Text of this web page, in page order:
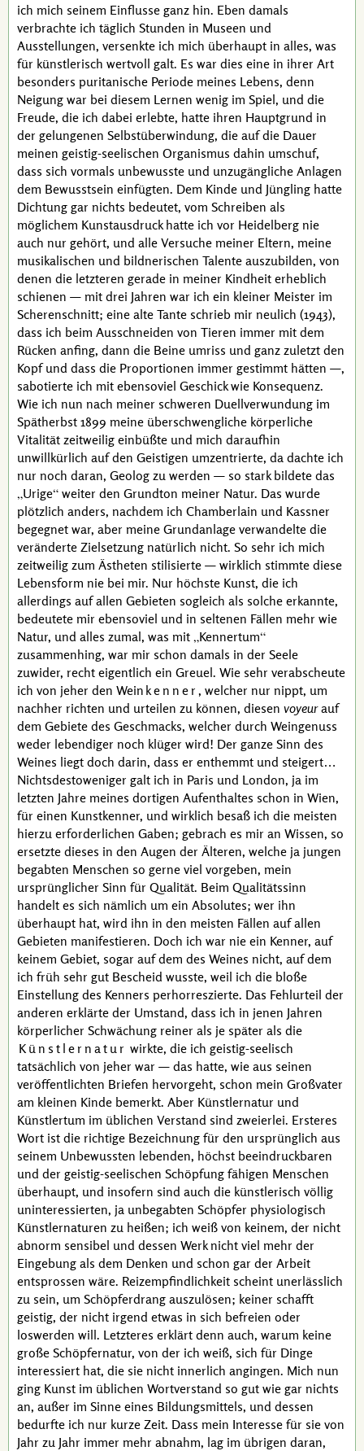
ich mich seinem Einflusse ganz hin. Eben damals
verbrachte ich täglich Stunden in Museen und
Ausstellungen, versenkte ich mich überhaupt in alles, was
für künstlerisch wertvoll galt. Es war dies eine in ihrer Art
besonders puritanische Periode meines Lebens, denn
Neigung war bei diesem Lernen wenig im Spiel, und die
Freude, die ich dabei erlebte, hatte ihren Hauptgrund in
der gelungenen Selbstüberwindung, die auf die Dauer
meinen geistig-seelischen Organismus dahin umschuf,
dass sich vormals unbewusste und unzugängliche Anlagen
dem Bewusstsein einfügten. Dem Kinde und Jüngling hatte
Dichtung gar nichts bedeutet, vom Schreiben als
möglichem Kunstausdruck hatte ich vor Heidelberg nie
auch nur gehört, und alle Versuche meiner Eltern, meine
musikalischen und bildnerischen Talente auszubilden, von
denen die letzteren gerade in meiner Kindheit erheblich
schienen — mit drei Jahren war ich ein kleiner Meister im
Scherenschnitt; eine alte Tante schrieb mir neulich (1943),
dass ich beim Ausschneiden von Tieren immer mit dem
Rücken anfing, dann die Beine umriss und ganz zuletzt den
Kopf und dass die Proportionen immer gestimmt hätten —,
sabotierte ich mit ebensoviel Geschick wie Konsequenz.
Wie ich nun nach meiner schweren Duellverwundung im
Spätherbst 1899 meine überschwengliche körperliche
Vitalität zeitweilig einbüßte und mich daraufhin
unwillkürlich auf den Geistigen umzentrierte, da dachte ich
nur noch daran, Geolog zu werden — so stark bildete das
Urige weiter den Grundton meiner Natur. Das wurde
plötzlich anders, nachdem ich Chamberlain und Kassner
begegnet war, aber meine Grundanlage verwandelte die
veränderte Zielsetzung natürlich nicht. So sehr ich mich
zeitweilig zum Ästheten stilisierte — wirklich stimmte diese
Lebensform nie bei mir. Nur höchste Kunst, die ich
allerdings auf allen Gebieten sogleich als solche erkannte,
bedeutete mir ebensoviel und in seltenen Fällen mehr wie
Natur, und alles zumal, was mit Kennertum
zusammenhing, war mir schon damals in der Seele
zuwider, recht eigentlich ein Greuel. Wie sehr verabscheute
ich von jeher den Wein kenner , welcher nur nippt, um
nachher richten und urteilen zu können, diesen voyeurauf
dem Gebiete des Geschmacks, welcher durch Weingenuss
weder lebendiger noch klüger wird! Der ganze Sinn des
Weines liegt doch darin, dass er enthemmt und steigert…
Nichtsdestoweniger galt ich in Paris und London, ja im
letzten Jahre meines dortigen Aufenthaltes schon in Wien,
für einen Kunstkenner, und wirklich besaß ich die meisten
hierzu erforderlichen Gaben; gebrach es mir an Wissen, so
ersetzte dieses in den Augen der Älteren, welche ja jungen
begabten Menschen so gerne viel vorgeben, mein
ursprünglicher Sinn für Qualität. Beim Qualitätssinn
handelt es sich nämlich um ein Absolutes; wer ihn
überhaupt hat, wird ihn in den meisten Fällen auf allen
Gebieten manifestieren. Doch ich war nie ein Kenner, auf
keinem Gebiet, sogar auf dem des Weines nicht, auf dem
ich früh sehr gut Bescheid wusste, weil ich die bloße
Einstellung des Kenners perhorreszierte. Das Fehlurteil der
anderen erklärte der Umstand, dass ich in jenen Jahren
körperlicher Schwächung reiner als je später als die
Künstlernatur wirkte, die ich geistig-seelisch
tatsächlich von jeher war — das hatte, wie aus seinen
veröffentlichten Briefen hervorgeht, schon mein Großvater
am kleinen Kinde bemerkt. Aber Künstlernatur und
Künstlertum im üblichen Verstand sind zweierlei. Ersteres
Wort ist die richtige Bezeichnung für den ursprünglich aus
seinem Unbewussten lebenden, höchst beeindruckbaren
und der geistig-seelischen Schöpfung fähigen Menschen
überhaupt, und insofern sind auch die künstlerisch völlig
uninteressierten, ja unbegabten Schöpfer physiologisch
Künstlernaturen zu heißen; ich weiß von keinem, der nicht
abnorm sensibel und dessen Werk nicht viel mehr der
Eingebung als dem Denken und schon gar der Arbeit
entsprossen wäre. Reizempfindlichkeit scheint unerlässlich
zu sein, um Schöpferdrang auszulösen; keiner schafft
geistig, der nicht irgend etwas in sich befreien oder
loswerden will. Letzteres erklärt denn auch, warum keine
große Schöpfernatur, von der ich weiß, sich für Dinge
interessiert hat, die sie nicht innerlich angingen. Mich nun
ging Kunst im üblichen Wortverstand so gut wie gar nichts
an, außer im Sinne eines Bildungsmittels, und dessen
bedurfte ich nur kurze Zeit. Dass mein Interesse für sie von
Jahr zu Jahr immer mehr abnahm, lag im übrigen daran,